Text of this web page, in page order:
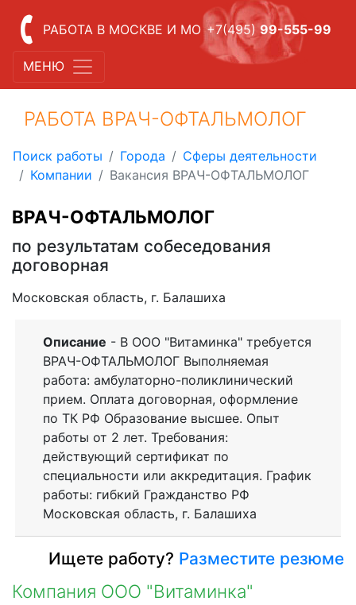
РАБОТА В МОСКВЕ И МО +7(495) 99-555-99
МЕНЮ
РАБОТА ВРАЧ-ОФТАЛЬМОЛОГ
Поиск работы Города
Сферы деятельности
Компании
Вакансия ВРАЧ-ОФТАЛЬМОЛОГ
ВРАЧ-ОФТАЛЬМОЛОГ
по результатам собеседования
договорная
Московская область, г. Балашиха
Описание - В ООО "Витаминка" требуется
ВРАЧ-ОФТАЛЬМОЛОГ Выполняемая
работа: амбулаторно-поликлинический
прием. Оплата договорная, оформление
по ТК РФ Образование высшее. Опыт
работы от 2 лет. Требования:
действующий сертификат по
специальности или аккредитация. График
работы: гибкий Гражданство РФ
Московская область, г. Балашиха
Ищете работу? Разместите резюме
Компания ООО "Витаминка"